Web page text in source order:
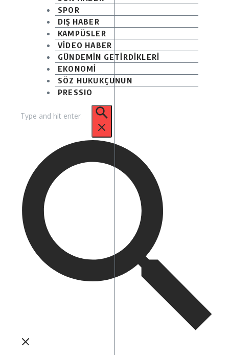
SPOR
DIŞ HABER
KAMPÜSLER
VİDEO HABER
GÜNDEMİN GETİRDİKLERİ
EKONOMİ
SÖZ HUKUKÇUNUN
PRESSIO